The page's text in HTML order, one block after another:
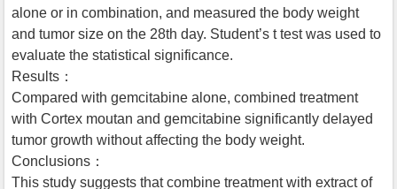
alone or in combination, and measured the body weight
and tumor size on the 28th day. Student’s t test was used to
evaluate the statistical significance.
Results：
Compared with gemcitabine alone, combined treatment
with Cortex moutan and gemcitabine significantly delayed
tumor growth without affecting the body weight.
Conclusions：
This study suggests that combine treatment with extract of